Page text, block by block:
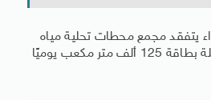
يتفقد مجمع محطات تحلية مياه
البحر بالرميلة بطاقة 125 ألف متر مكعب يوميًا